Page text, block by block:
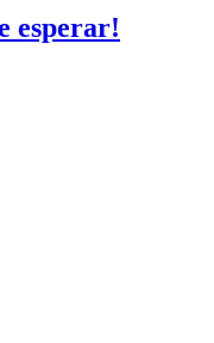
esperar!